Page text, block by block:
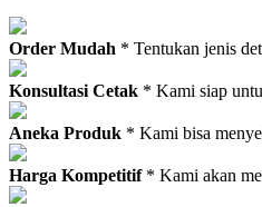
Order Mudah * Tentukan jenis
Konsultasi Cetak * Kami siap
Aneka Produk * Kami bisa
Harga Kompetitif* Kami akan